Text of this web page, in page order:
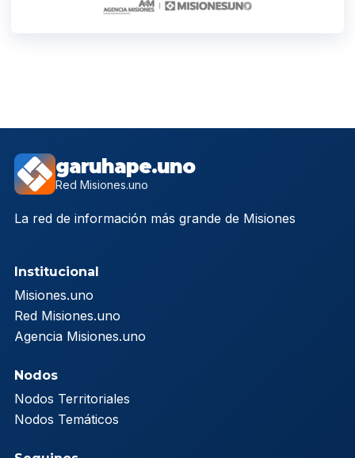
garuhape.uno
Red Misiones.uno
La red de información más grande de Misiones
Institucional
Misiones.uno
Red Misiones.uno
Agencia Misiones.uno
Nodos
Nodos Territoriales
Nodos Temáticos